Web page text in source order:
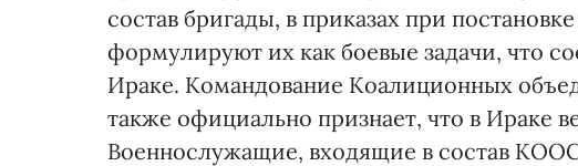
состав бригады, в приказах при
формулируют их как боевые задачи, что
Ираке. Командование Коалиционных
также официально признает, что в Ираке
Военнослужащие, входящие в состав